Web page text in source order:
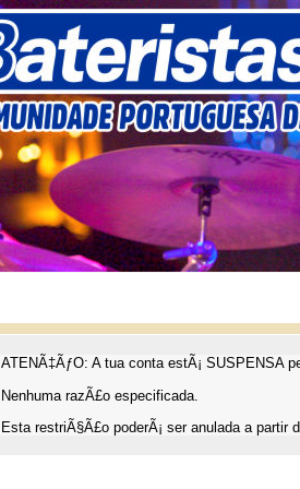
ATENÃ‡ÃƒO: A tua conta estÃ¡ SUSPENSA
Nenhuma razÃ£o especificada.
Esta restriÃ§Ã£o poderÃ¡ ser anulada a partir